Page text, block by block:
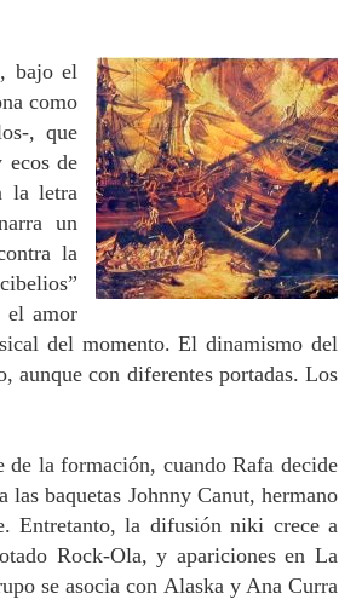
bajo el
como
, que
ecos de
la letra
un
la
el amor
del momento. El dinamismo del
aunque con diferentes portadas. Los
la formación, cuando Rafa decide
baquetas Johnny Canut, hermano
Entretanto, la difusión niki crece a
Rock-Ola, y apariciones en La
se asocia con Alaska y Ana Curra